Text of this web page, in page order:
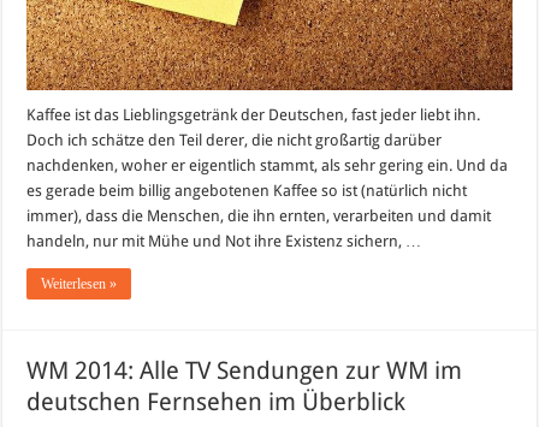
Kaffee ist das Lieblingsgetränk der Deutschen, fast jeder liebt ihn.
Doch ich schätze den Teil derer, die nicht großartig darüber
nachdenken, woher er eigentlich stammt, als sehr gering ein. Und da
es gerade beim billig angebotenen Kaffee so ist (natürlich nicht
immer), dass die Menschen, die ihn ernten, verarbeiten und damit
handeln, nur mit Mühe und Not ihre Existenz sichern, …
Weiterlesen »
WM 2014: Alle TV Sendungen zur WM im
deutschen Fernsehen im Überblick